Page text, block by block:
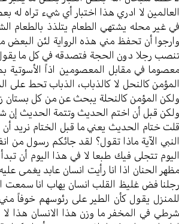
العالمين لا ادري هذا اختبار أي شيء تراه
في غير محله يشتهي الطعام يتلذذ بالطعام
وارجوا أن تحفظ مني هذه الرواية لئن البعض
تنصب رجلا دون الحجة فتصدقه في كل ما
معصوما في مقابل المعصومين اذاً الأسوتية
المؤمن كالنحل لا كالذباب، الذباب تحط على
ولكن المؤمن كالنحلة يبحث عن من كل بستان
ولكن قبل أن اختم الحديث وتتمة الحديث إن
قلت ختام الحديث يعني ما قبل الختام نريد
النبي الآية ماذا تقول؟ لقد جائكم رسول
اليوم تتجلى فيك طبعا لا في هذا اليوم أن
مظهر الحنان اذا انا رأيت انسان عابد يغمى
رجلنا فض غليظ القلب انسان يهاب انا سمعت
للمنزل يقول كأن الطير على رئوسهم خوفاً
شرطي في المخفر ما وزن هذا الانسان هذا